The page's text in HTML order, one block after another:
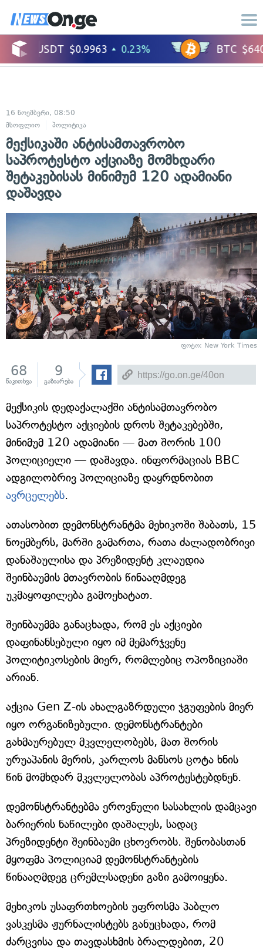
16 ნოემბერი, 08:50
მსოფლიო
პოლიტიკა
მექსიკაში ანტისამთავრობო
საპროტესტო აქციაზე მომხდარი
შეტაკებისას მინიმუმ 120 ადამიანი
დაშავდა
ფოტო: New York Times
68
წაკითხვა
9
გაზიარება
მექსიკის დედაქალაქში ანტისამთავრობო
საპროტესტო აქციების დროს შეტაკებებში,
მინიმუმ 120 ადამიანი — მათ შორის 100
პოლიციელი — დაშავდა. ინფორმაციას BBC
ადგილობრივ პოლიციაზე დაყრდნობით
ავრცელებს.
ათასობით დემონსტრანტმა მეხიკოში შაბათს, 15
ნოემბერს, მარში გამართა, რათა ძალადობრივი
დანაშაულისა და პრეზიდენტ კლაუდია
შეინბაუმის მთავრობის წინააღმდეგ
უკმაყოფილება გამოეხატათ.
შეინბაუმმა განაცხადა, რომ ეს აქციები
დაფინანსებული იყო იმ მემარჯვენე
პოლიტიკოსების მიერ, რომლებიც ოპოზიციაში
არიან.
აქცია Gen Z-ის ახალგაზრდული ჯგუფების მიერ
იყო ორგანიზებული. დემონსტრანტები
გახმაურებულ მკვლელობებს, მათ შორის
ურუაპანის მერის, კარლოს მანსოს ცოტა ხნის
წინ მომხდარ მკვლელობას აპროტესტებდნენ.
დემონსტრანტებმა ეროვნული სასახლის დამცავი
ბარიერის ნაწილები დაშალეს, სადაც
პრეზიდენტი შეინბაუმი ცხოვრობს. შენობასთან
მყოფმა პოლიციამ დემონსტრანტების
წინააღმდეგ ცრემლსადენი გაზი გამოიყენა.
მეხიკოს უსაფრთხოების უფროსმა პაბლო
ვასკესმა ჟურნალისტებს განუცხადა, რომ
ძარცვისა და თავდასხმის ბრალდებით, 20